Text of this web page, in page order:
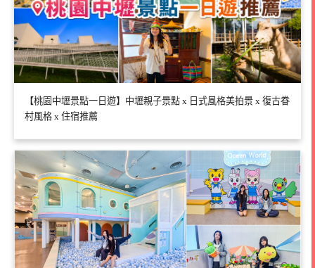
【桃園中壢景點一日遊】中壢親子景點 x 日式風格美拍景 x 復古眷
村風格 x 住宿推薦